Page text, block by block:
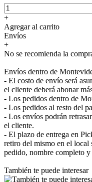
+
Agregar al carrito
Envíos
+
No se recomienda la
Envíos dentro de
- El costo de envío será
el cliente deberá abonar
- Los pedidos dentro de
- Los pedidos al resto del
- Los envíos podrán
el cliente.
- El plazo de entrega en
retiro del mismo en el local
pedido, nombre completo
También te puede interesar